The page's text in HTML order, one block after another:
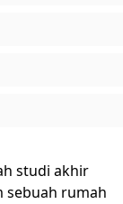
studi akhir
sebuah rumah